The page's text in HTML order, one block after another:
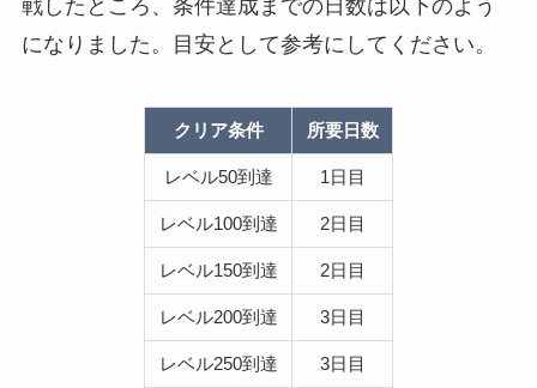
戦したところ、条件達成までの日数は以下のよう
になりました。目安として参考にしてください。
クリア条件 所要日数
レベル50到達 1日目
レベル100到達 2日目
レベル150到達 2日目
レベル200到達 3日目
レベル250到達 3日目